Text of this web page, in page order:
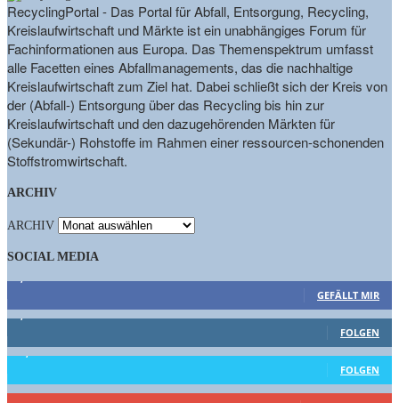
RecyclingPortal - Das Portal für Abfall, Entsorgung, Recycling,
Kreislaufwirtschaft und Märkte ist ein unabhängiges Forum für
Fachinformationen aus Europa. Das Themenspektrum umfasst
alle Facetten eines Abfallmanagements, das die nachhaltige
Kreislaufwirtschaft zum Ziel hat. Dabei schließt sich der Kreis von
der (Abfall-) Entsorgung über das Recycling bis hin zur
Kreislaufwirtschaft und den dazugehörenden Märkten für
(Sekundär-) Rohstoffe im Rahmen einer ressourcen-schonenden
Stoffstromwirtschaft.
ARCHIV
ARCHIV
SOCIAL MEDIA
GEFÄLLT MIR
FOLGEN
FOLGEN